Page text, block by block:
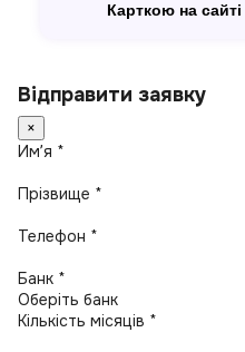
Карткою на сайті
Відправити заявку
×
Имʼя *
Прізвище *
Телефон *
Банк *
Кількість місяців *